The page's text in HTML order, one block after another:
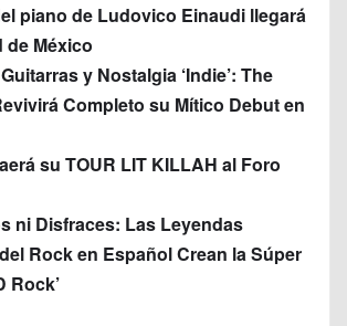
piano de Ludovico Einaudi llegará
de México
y Nostalgia ‘Indie’: The
Completo su Mítico Debut en
su TOUR LIT KILLAH al Foro
ni Disfraces: Las Leyendas
Rock en Español Crean la Súper
Rock’